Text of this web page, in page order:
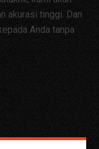
akurasi tinggi. Dan
Anda tanpa